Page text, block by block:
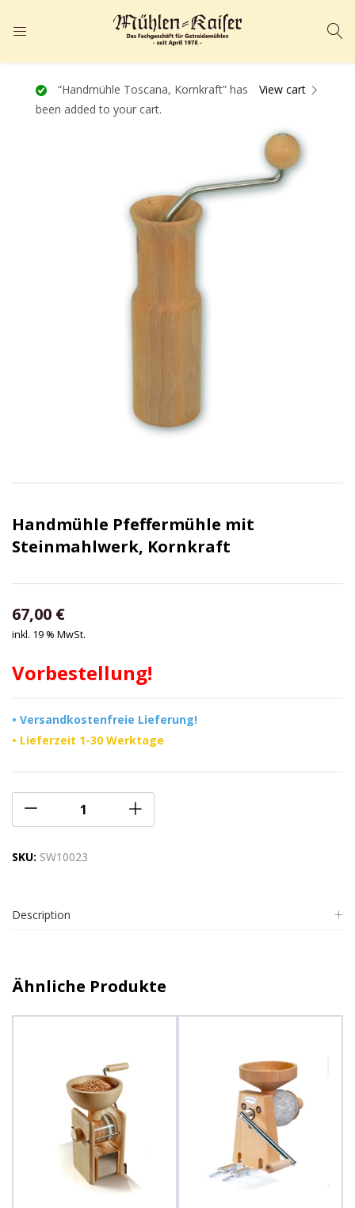
ANMELDEN
Geben Sie Ihren Benutzernamen und Ihr Passwort ein, um sich
anzumelden.
View cart
“Handmühle Toscana, Kornkraft” has
been added to your cart.
Handmühle Pfeffermühle mit
Steinmahlwerk, Kornkraft
67,00 €
inkl. 19 % MwSt.
Vorbestellung!
• Versandkostenfreie Lieferung!
• Lieferzeit 1-30 Werktage
SKU: SW10023
Description
Ähnliche Produkte